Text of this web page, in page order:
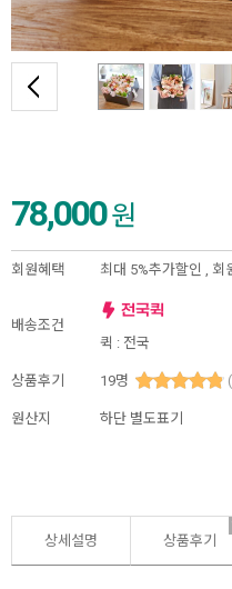
78,000원
회원혜택 최대 5%추가할인 , 회
배송조건
퀵 : 전국
상품후기 19명 (
원산지 하단 별도표기
상세설명 상품후기